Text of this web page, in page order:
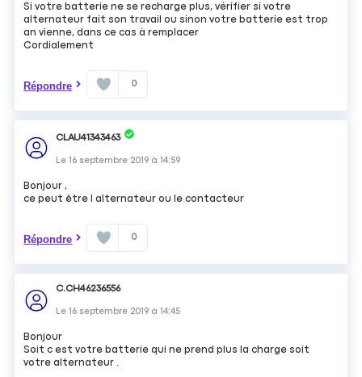
Si votre batterie ne se recharge plus, vérifier si votre
alternateur fait son travail ou sinon votre batterie est trop
an vienne, dans ce cas à remplacer
Cordialement
Répondre 0
CLAU41343463
Le16 septembre 2019 à14:59
Bonjour ,
ce peut être l alternateur ou le contacteur
Répondre 0
C.CH46236556
Le16 septembre 2019 à14:45
Bonjour
Soit c est votre batterie qui ne prend plus la charge soit
votre alternateur .